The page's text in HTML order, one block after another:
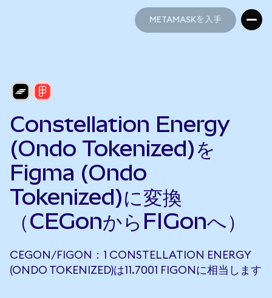
METAMASKを入手
Constellation Energy
(Ondo Tokenized)を
Figma (Ondo
Tokenized)に変換
（CEGonからFIGonへ）
CEGON/FIGON：1 CONSTELLATION ENERGY
(ONDO TOKENIZED)は11.7001 FIGONに相当します